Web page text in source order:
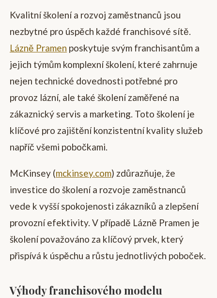
Kvalitní školení a rozvoj zaměstnanců jsou
nezbytné pro úspěch každé franchisové sítě.
Lázně Pramen poskytuje svým franchisantům a
jejich týmům komplexní školení, které zahrnuje
nejen technické dovednosti potřebné pro
provoz lázní, ale také školení zaměřené na
zákaznický servis a marketing. Toto školení je
klíčové pro zajištění konzistentní kvality služeb
napříč všemi pobočkami.
McKinsey (mckinsey.com) zdůrazňuje, že
investice do školení a rozvoje zaměstnanců
vede k vyšší spokojenosti zákazníků a zlepšení
provozní efektivity. V případě Lázně Pramen je
školení považováno za klíčový prvek, který
přispívá k úspěchu a růstu jednotlivých poboček.
Výhody franchisového modelu